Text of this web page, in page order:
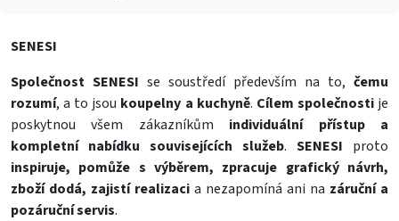
SENESI
Společnost SENESI se soustředí především na to, čemu
rozumí, a to jsou koupelny a kuchyně. Cílem společnostije
poskytnou všem zákazníkům individuální přístup a
kompletní nabídku souvisejících služeb. SENESI proto
inspiruje, pomůže s výběrem, zpracuje grafický návrh,
zboží dodá, zajistí realizaci a nezapomíná ani na záruční a
pozáruční servis.